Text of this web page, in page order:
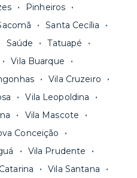
Pinheiros
Santa Cecília
Saúde
Tatuapé
Vila Buarque
Vila Cruzeiro
Vila Leopoldina
Vila Mascote
Conceição
Vila Prudente
Vila Santana